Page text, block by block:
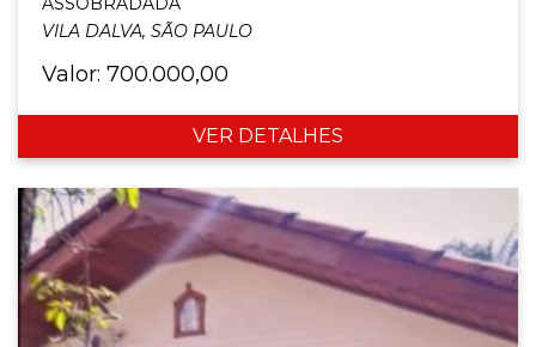
VILA DALVA, SÃO PAULO
Valor: 700.000,00
VER DETALHES